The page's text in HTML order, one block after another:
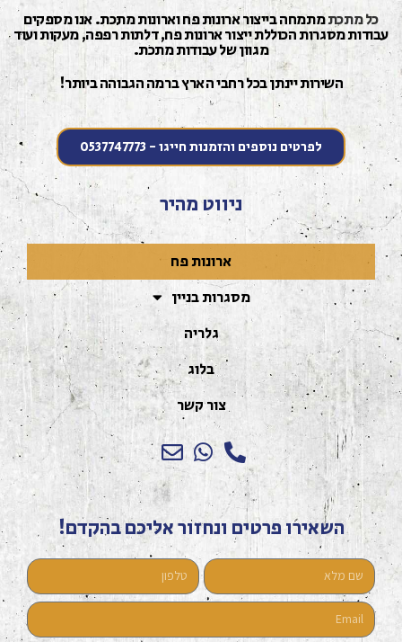
כל מתכתמתמחה בייצור ארונות פח וארונות מתכת. אנו מספקים
מסגרות הכוללת ייצור ארונות פח, דלתות רפפה, מעקות ועוד
מגוון של עבודות מתכת.
השירות יינתן בכל רחבי הארץ ברמה הגבוהה ביותר!
לפרטים נוספים והזמנות חייגו - 0537747773
ניווט מהיר
ארונות פח
מסגרות בניין
גלריה
בלוג
צור קשר
השאירו פרטים ונחזור אליכם בהקדם!